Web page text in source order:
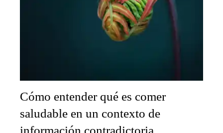
Cómo entender qué es comer
saludable en un contexto de
información contradictoria